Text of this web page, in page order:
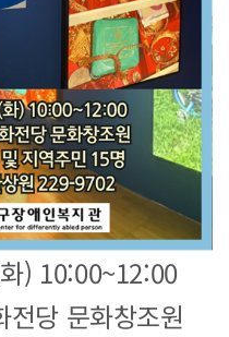
) 10:00~12:00
당 문화창조원